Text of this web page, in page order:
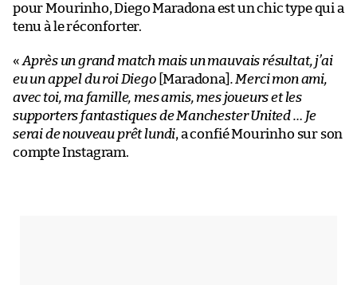
pour Mourinho, Diego Maradona est un chic type qui a
tenu à le réconforter.
« Après un grand match mais un mauvais résultat, j’ai
eu un appel du roi Diego[Maradona] . Merci mon ami,
avec toi, ma famille, mes amis, mes joueurs et les
supporters fantastiques de Manchester United … Je
serai de nouveau prêt lundi, a confié Mourinho sur son
compte Instagram.